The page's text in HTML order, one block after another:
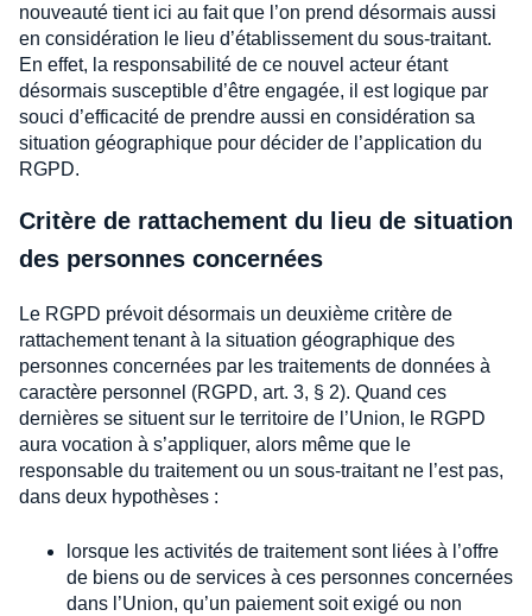
nouveauté tient ici au fait que l’on prend désormais aussi
en considération le lieu d’établissement du sous-traitant.
En effet, la responsabilité de ce nouvel acteur étant
désormais susceptible d’être engagée, il est logique par
souci d’efficacité de prendre aussi en considération sa
situation géographique pour décider de l’application du
RGPD.
Critère de rattachement du lieu de situation
des personnes concernées
Le RGPD prévoit désormais un deuxième critère de
rattachement tenant à la situation géographique des
personnes concernées par les traitements de données à
caractère personnel (RGPD, art. 3, § 2). Quand ces
dernières se situent sur le territoire de l’Union, le RGPD
aura vocation à s’appliquer, alors même que le
responsable du traitement ou un sous-traitant ne l’est pas,
dans deux hypothèses :
lorsque les activités de traitement sont liées à l’offre
de biens ou de services à ces personnes concernées
dans l’Union, qu’un paiement soit exigé ou non